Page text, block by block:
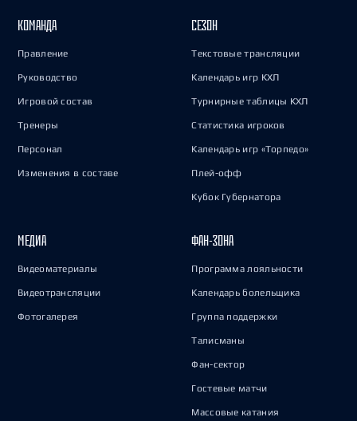
КОМАНДА
Правление
Руководство
Игровой состав
Тренеры
Персонал
Изменения в составе
СЕЗОН
Текстовые трансляции
Календарь игр КХЛ
Турнирные таблицы КХЛ
Статистика игроков
Календарь игр «Торпедо»
Плей-офф
Кубок Губернатора
МЕДИА
Видеоматериалы
Видеотрансляции
Фотогалерея
ФАН-ЗОНА
Программа лояльности
Календарь болельщика
Группа поддержки
Талисманы
Фан-сектор
Гостевые матчи
Массовые катания